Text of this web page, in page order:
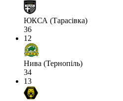
ЮКСА (Тарасівка)
36
12
Нива (Тернопіль)
34
13